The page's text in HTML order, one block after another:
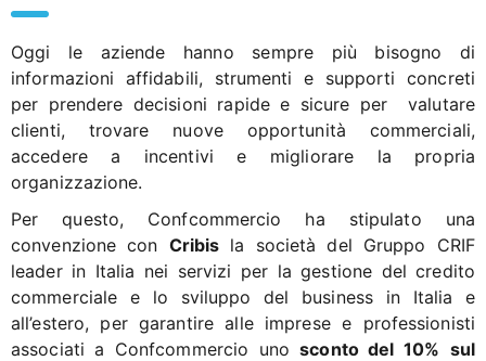
Oggi le aziende hanno sempre più bisogno di
informazioni affidabili, strumenti e supporti concreti
per prendere decisioni rapide e sicure per valutare
clienti, trovare nuove opportunità commerciali,
accedere a incentivi e migliorare la propria
organizzazione.
Per questo, Confcommercio ha stipulato una
convenzione con Cribis la società del Gruppo CRIF
leader in Italia nei servizi per la gestione del credito
commerciale e lo sviluppo del business in Italia e
all’estero, per garantire alle imprese e professionisti
associati a Confcommercio unosconto del 10% sul